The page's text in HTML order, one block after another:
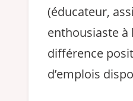
(éducateur,
enthousiaste
différence
d’emplois